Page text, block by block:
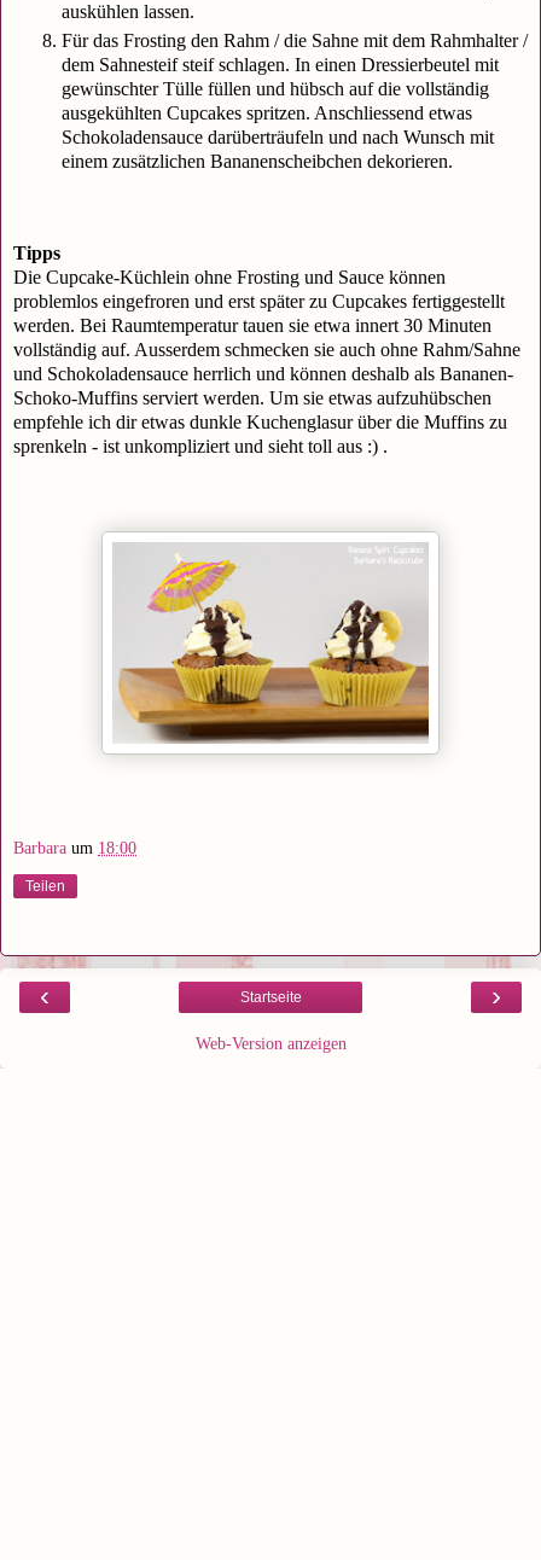
auskühlen lassen.
Für das Frosting den Rahm / die Sahne mit dem Rahmhalter /
dem Sahnesteif steif schlagen. In einen Dressierbeutel mit
gewünschter Tülle füllen und hübsch auf die vollständig
ausgekühlten Cupcakes spritzen. Anschliessend etwas
Schokoladensauce darüberträufeln und nach Wunsch mit
einem zusätzlichen Bananenscheibchen dekorieren.
Tipps
Die Cupcake-Küchlein ohne Frosting und Sauce können
problemlos eingefroren und erst später zu Cupcakes fertiggestellt
werden. Bei Raumtemperatur tauen sie etwa innert 30 Minuten
vollständig auf. Ausserdem schmecken sie auch ohne Rahm/Sahne
und Schokoladensauce herrlich und können deshalb als Bananen-
Schoko-Muffins serviert werden. Um sie etwas aufzuhübschen
empfehle ich dir etwas dunkle Kuchenglasur über die Muffins zu
sprenkeln - ist unkompliziert und sieht toll aus :) .
Barbara um 18:00
Teilen
‹ ›
Startseite
Web-Version anzeigen